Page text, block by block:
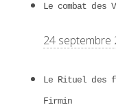
Le combat des
24 septembre
Le Rituel des
Firmin